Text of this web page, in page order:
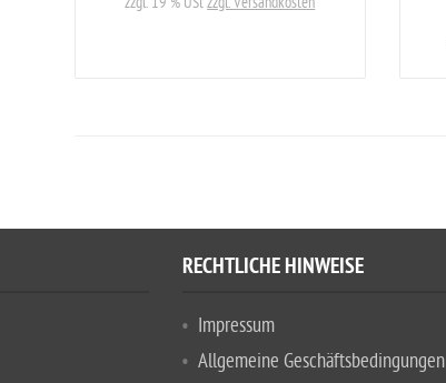
RECHTLICHE HINWEISE
Impressum
Allgemeine Geschäftsbedingungen